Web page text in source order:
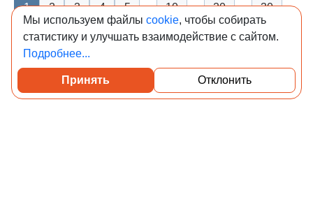
1 2 3 4 5 … 10 … 20 … 30 …
1297 1298 1299 1300 1301
Показать ещё (31187)
Мы используем файлы cookie, чтобы собирать
статистику и улучшать взаимодействие с сайтом.
Подробнее...
Принять Отклонить